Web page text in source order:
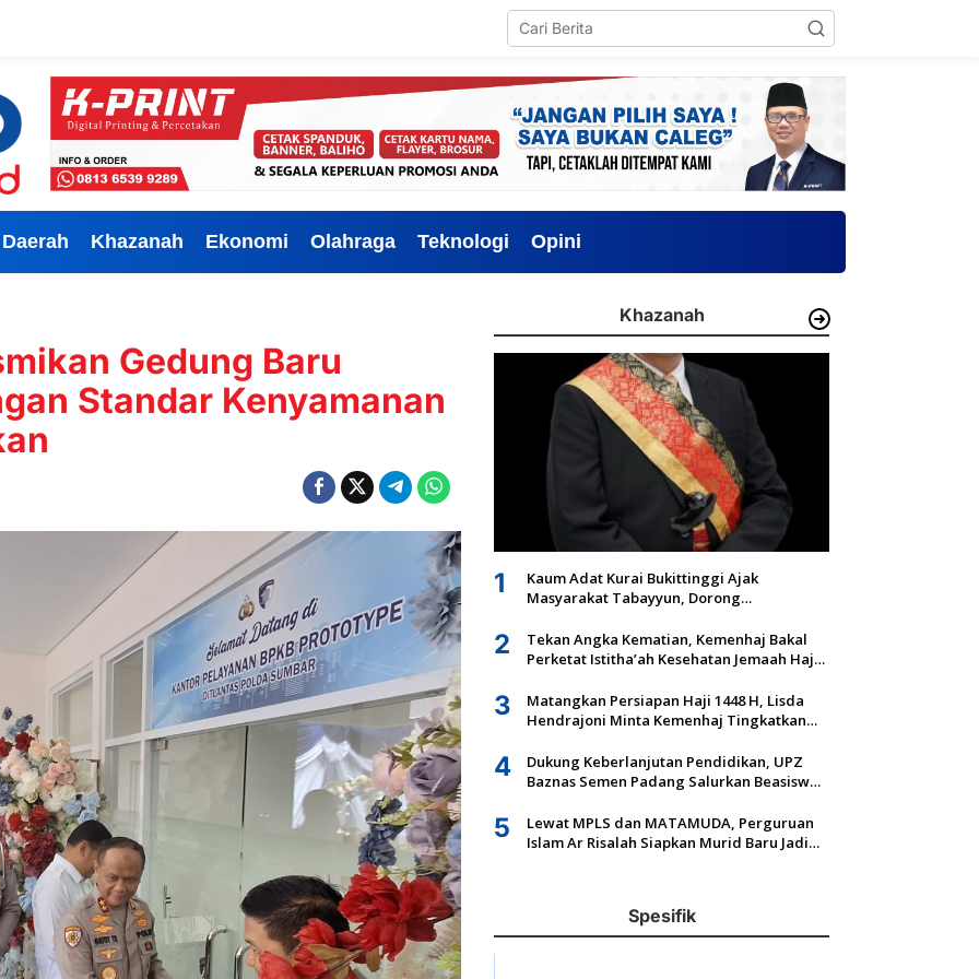
Daerah Khazanah Ekonomi Olahraga Teknologi Opini
Gedung Baru
Standar Kenyamanan
Khazanah
1
Kaum Adat Kurai Bukittinggi Ajak
Masyarakat Tabayyun, Dorong
Ulayat
2
Tekan Angka Kematian, Kemenhaj Bakal
Perketat Istitha’ah Kesehatan Jemaah Haji
3
Matangkan Persiapan Haji 1448 H, Lisda
Hendrajoni Minta Kemenhaj Tingkatkan
4
Dukung Keberlanjutan Pendidikan, UPZ
Baznas Semen Padang Salurkan Beasiswa
5
Lewat MPLS dan MATAMUDA, Perguruan
Islam Ar Risalah Siapkan Murid Baru Jadi
Spesifik